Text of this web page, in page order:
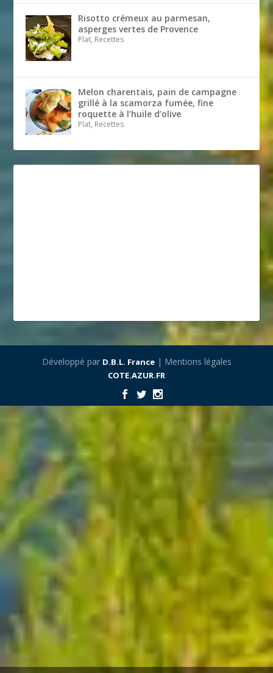
Risotto crémeux au parmesan,
asperges vertes de Provence
Plat, Recettes
Melon charentais, pain de campagne
grillé à la scamorza fumée, fine
roquette à l’huile d’olive
Plat, Recettes
Développé par D.B.L. France| Mentions légales
COTE.AZUR.FR